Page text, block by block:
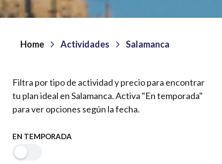
Home Actividades Salamanca
Filtra por tipo de actividad y precio para encontrar
tu plan ideal en Salamanca. Activa "En temporada"
para ver opciones según la fecha.
EN TEMPORADA